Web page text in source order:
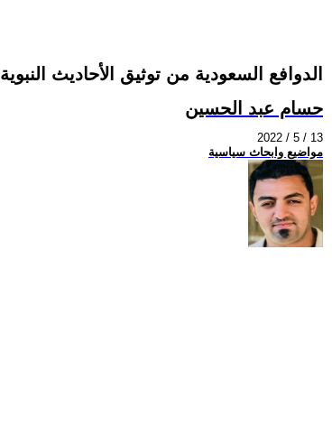
الدوافع السعودية من توثيق الأحاديث النبوية
حسام عبد الحسين
2022 / 5 / 13
مواضيع وابحاث سياسية